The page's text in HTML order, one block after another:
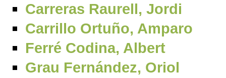
Carreras Raurell, Jordi
Carrillo Ortuño, Amparo
Ferré Codina, Albert
Grau Fernández, Oriol